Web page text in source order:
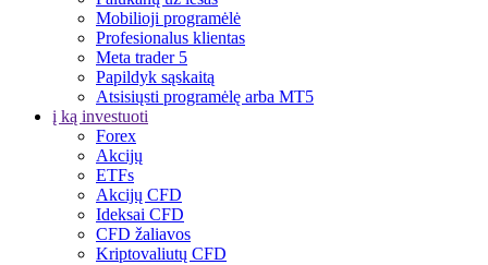
Mobilioji programėlė
Profesionalus klientas
Meta trader 5
Papildyk sąskaitą
Atsisiųsti programėlę arba MT5
į ką investuoti
Forex
Akcijų
ETFs
Akcijų CFD
Ideksai CFD
CFD žaliavos
Kriptovaliutų CFD